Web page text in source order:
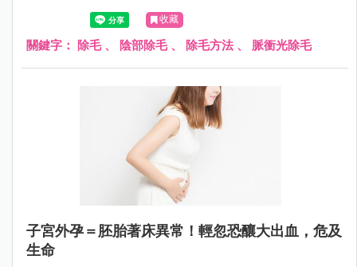
收藏
關鍵字： 除毛、 陰部除毛、 除毛方法 、 脈衝光除毛
子宮外孕＝胚胎著床異常！輕忽恐釀大出血，危及
生命